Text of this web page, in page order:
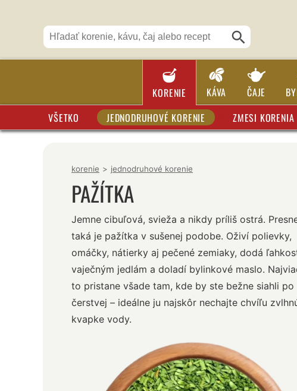
KORENIE KÁVA ČAJE
VŠETKO JEDNODRUHOVÉ KORENIE ZMESI KORENIA
korenie > jednodruhové korenie
PAŽÍTKA
Jemne cibuľová, svieža a nikdy príliš ostrá.
taká je pažítka v sušenej podobe. Oživí polievky,
omáčky, nátierky aj pečené zemiaky, dodá
vaječným jedlám a doladí bylinkové maslo.
to pristane všade tam, kde by ste bežne siahli po
čerstvej – ideálne ju najskôr nechajte chvíľu
kvapke vody.